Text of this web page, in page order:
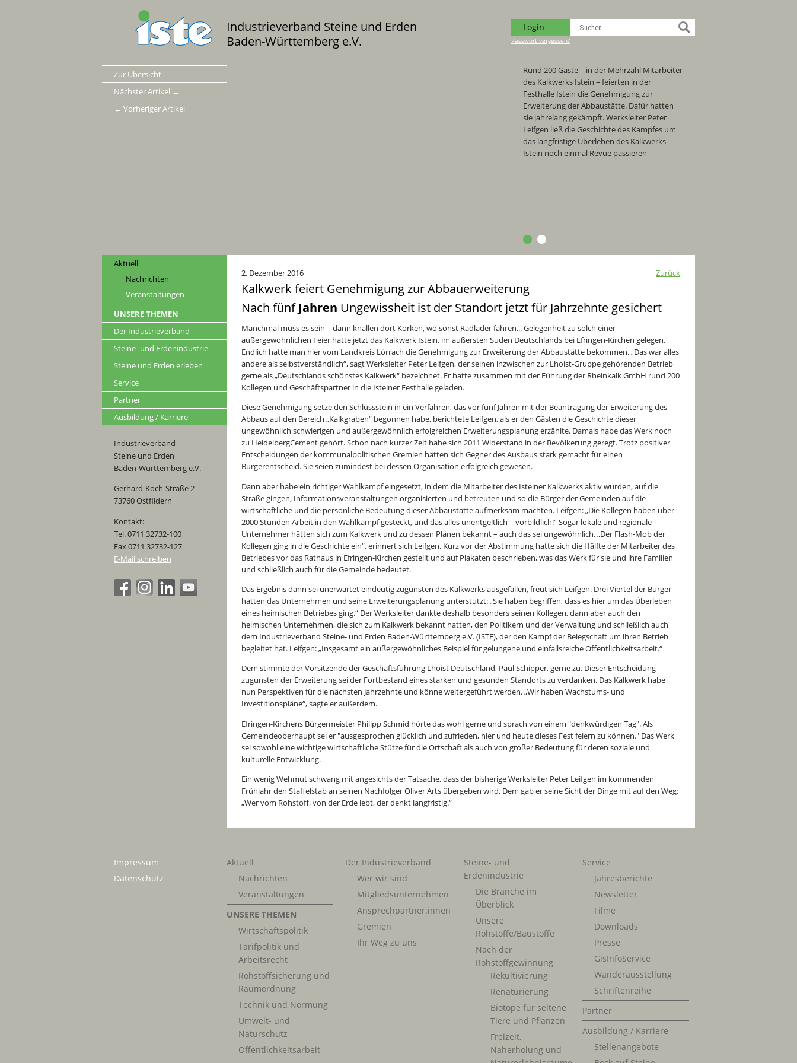
Industrieverband Steine und Erden
Baden-Württemberg e.V.
Login
Passwort vergessen?
Zur Übersicht
Nächster Artikel →
← Vorheriger Artikel
Rund 200 Gäste – in der Mehrzahl Mitarbeiter
des Kalkwerks Istein – feierten in der
Festhalle Istein die Genehmigung zur
Erweiterung der Abbaustätte. Dafür hatten
sie jahrelang gekämpft. Werksleiter Peter
Leifgen ließ die Geschichte des Kampfes um
das langfristige Überleben des Kalkwerks
Istein noch einmal Revue passieren
Aktuell
Nachrichten
Veranstaltungen
UNSERE THEMEN
Der Industrieverband
Steine- und Erdenindustrie
Steine und Erden erleben
Service
Partner
Ausbildung / Karriere
Industrieverband
Steine und Erden
Baden-Württemberg e.V.
Gerhard-Koch-Straße 2
73760 Ostfildern
Kontakt:
Tel. 0711 32732-100
Fax 0711 32732-127
E-Mail schreiben
Zurück
2. Dezember 2016
Kalkwerk feiert Genehmigung zur Abbauerweiterung
Nach fünfJahren Ungewissheit ist der Standort jetzt für Jahrzehnte gesichert
Manchmal muss es sein – dann knallen dort Korken, wo sonst Radlader fahren... Gelegenheit zu solch einer
außergewöhnlichen Feier hatte jetzt das Kalkwerk Istein, im äußersten Süden Deutschlands bei Efringen-Kirchen gelegen.
Endlich hatte man hier vom Landkreis Lörrach die Genehmigung zur Erweiterung der Abbaustätte bekommen. „Das war alles
andere als selbstverständlich“, sagt Werksleiter Peter Leifgen, der seinen inzwischen zur Lhoist-Gruppe gehörenden Betrieb
gerne als „Deutschlands schönstes Kalkwerk“ bezeichnet. Er hatte zusammen mit der Führung der Rheinkalk GmbH rund 200
Kollegen und Geschäftspartner in die Isteiner Festhalle geladen.
Diese Genehmigung setze den Schlussstein in ein Verfahren, das vor fünf Jahren mit der Beantragung der Erweiterung des
Abbaus auf den Bereich „Kalkgraben“ begonnen habe, berichtete Leifgen, als er den Gästen die Geschichte dieser
ungewöhnlich schwierigen und außergewöhnlich erfolgreichen Erweiterungsplanung erzählte. Damals habe das Werk noch
zu HeidelbergCement gehört. Schon nach kurzer Zeit habe sich 2011 Widerstand in der Bevölkerung geregt. Trotz positiver
Entscheidungen der kommunalpolitischen Gremien hätten sich Gegner des Ausbaus stark gemacht für einen
Bürgerentscheid. Sie seien zumindest bei dessen Organisation erfolgreich gewesen.
Dann aber habe ein richtiger Wahlkampf eingesetzt, in dem die Mitarbeiter des Isteiner Kalkwerks aktiv wurden, auf die
Straße gingen, Informationsveranstaltungen organisierten und betreuten und so die Bürger der Gemeinden auf die
wirtschaftliche und die persönliche Bedeutung dieser Abbaustätte aufmerksam machten. Leifgen: „Die Kollegen haben über
2000 Stunden Arbeit in den Wahlkampf gesteckt, und das alles unentgeltlich – vorbildlich!“ Sogar lokale und regionale
Unternehmer hätten sich zum Kalkwerk und zu dessen Plänen bekannt – auch das sei ungewöhnlich. „Der Flash-Mob der
Kollegen ging in die Geschichte ein“, erinnert sich Leifgen. Kurz vor der Abstimmung hatte sich die Hälfte der Mitarbeiter des
Betriebes vor das Rathaus in Efringen-Kirchen gestellt und auf Plakaten beschrieben, was das Werk für sie und ihre Familien
und schließlich auch für die Gemeinde bedeutet.
Das Ergebnis dann sei unerwartet eindeutig zugunsten des Kalkwerks ausgefallen, freut sich Leifgen. Drei Viertel der Bürger
hätten das Unternehmen und seine Erweiterungsplanung unterstützt: „Sie haben begriffen, dass es hier um das Überleben
eines heimischen Betriebes ging.“ Der Werksleiter dankte deshalb besonders seinen Kollegen, dann aber auch den
heimischen Unternehmen, die sich zum Kalkwerk bekannt hatten, den Politikern und der Verwaltung und schließlich auch
dem Industrieverband Steine- und Erden Baden-Württemberg e.V. (ISTE), der den Kampf der Belegschaft um ihren Betrieb
begleitet hat. Leifgen: „Insgesamt ein außergewöhnliches Beispiel für gelungene und einfallsreiche Öffentlichkeitsarbeit.“
Dem stimmte der Vorsitzende der Geschäftsführung Lhoist Deutschland, Paul Schipper, gerne zu. Dieser Entscheidung
zugunsten der Erweiterung sei der Fortbestand eines starken und gesunden Standorts zu verdanken. Das Kalkwerk habe
nun Perspektiven für die nächsten Jahrzehnte und könne weitergeführt werden. „Wir haben Wachstums- und
Investitionspläne“, sagte er außerdem.
Efringen-Kirchens Bürgermeister Philipp Schmid hörte das wohl gerne und sprach von einem "denkwürdigen Tag". Als
Gemeindeoberhaupt sei er "ausgesprochen glücklich und zufrieden, hier und heute dieses Fest feiern zu können." Das Werk
sei sowohl eine wichtige wirtschaftliche Stütze für die Ortschaft als auch von großer Bedeutung für deren soziale und
kulturelle Entwicklung.
Ein wenig Wehmut schwang mit angesichts der Tatsache, dass der bisherige Werksleiter Peter Leifgen im kommenden
Frühjahr den Staffelstab an seinen Nachfolger Oliver Arts übergeben wird. Dem gab er seine Sicht der Dinge mit auf den Weg:
„Wer vom Rohstoff, von der Erde lebt, der denkt langfristig.“
Impressum
Datenschutz
Aktuell
Nachrichten
Veranstaltungen
UNSERE THEMEN
Wirtschaftspolitik
Tarifpolitik und
Arbeitsrecht
Rohstoffsicherung und
Raumordnung
Technik und Normung
Umwelt- und
Naturschutz
Öffentlichkeitsarbeit
Der Industrieverband
Wer wir sind
Mitgliedsunternehmen
Ansprechpartner:innen
Gremien
Ihr Weg zu uns
Steine- und
Erdenindustrie
Die Branche im
Überblick
Unsere
Rohstoffe/Baustoffe
Nach der
Rohstoffgewinnung
Rekultivierung
Renaturierung
Biotope für seltene
Tiere und Pflanzen
Freizeit,
Naherholung und
Service
Jahresberichte
Newsletter
Filme
Downloads
Presse
GisInfoService
Wanderausstellung
Schriftenreihe
Partner
Ausbildung / Karriere
Stellenangebote